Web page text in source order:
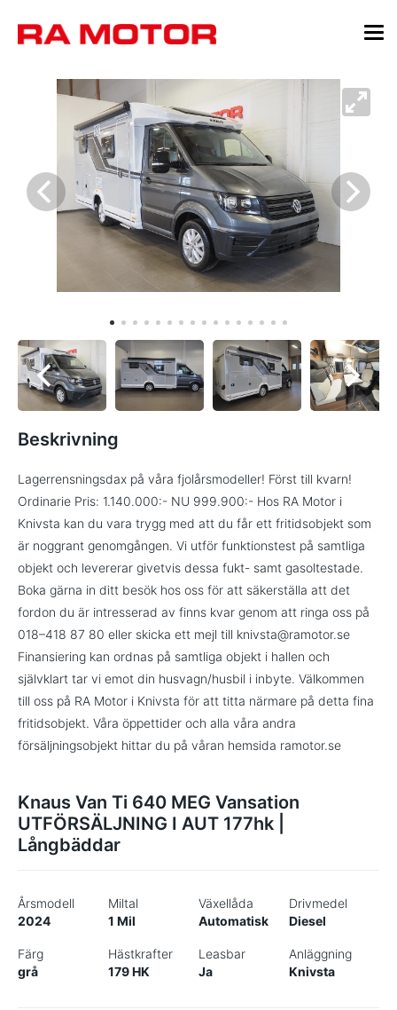
Beskrivning
Lagerrensningsdax på våra fjolårsmodeller! Först till kvarn!
Ordinarie Pris: 1.140.000:- NU 999.900:- Hos RA Motor i
Knivsta kan du vara trygg med att du får ett fritidsobjekt som
är noggrant genomgången. Vi utför funktionstest på samtliga
objekt och levererar givetvis dessa fukt- samt gasoltestade.
Boka gärna in ditt besök hos oss för att säkerställa att det
fordon du är intresserad av finns kvar genom att ringa oss på
018–418 87 80 eller skicka ett mejl till knivsta@ramotor.se
Finansiering kan ordnas på samtliga objekt i hallen och
självklart tar vi emot din husvagn/husbil i inbyte. Välkommen
till oss på RA Motor i Knivsta för att titta närmare på detta fina
fritidsobjekt. Våra öppettider och alla våra andra
försäljningsobjekt hittar du på våran hemsida ramotor.se
Knaus Van Ti 640 MEG Vansation
UTFÖRSÄLJNING I AUT 177hk |
Långbäddar
Årsmodell
2024
Miltal
1 Mil
Växellåda
Automatisk
Drivmedel
Diesel
Färg
grå
Hästkrafter
179 HK
Leasbar
Ja
Anläggning
Knivsta